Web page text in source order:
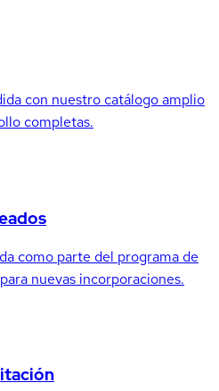
con nuestro catálogo amplio
completas.
como parte del programa de
nuevas incorporaciones.